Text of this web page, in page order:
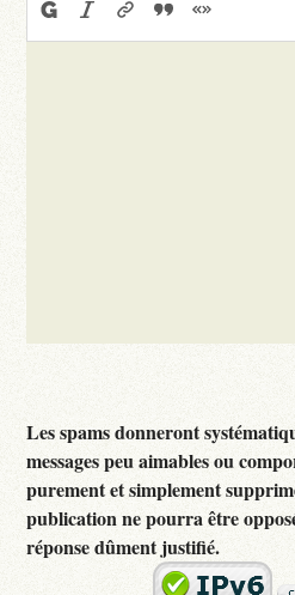
Les spams donneront
messages peu aimables ou
purement et simplement
publication ne pourra être
réponse dûment justifié.